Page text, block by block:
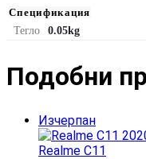
Спецификация
Тегло
0.05kg
Подобни
Изчерпан
Realme C11